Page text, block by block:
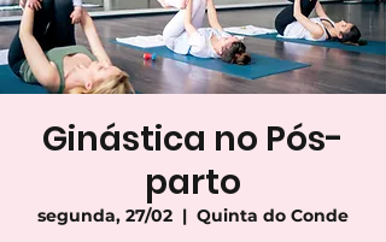
Ginástica no Pós-
parto
segunda, 27/02
  |
Quinta do Conde